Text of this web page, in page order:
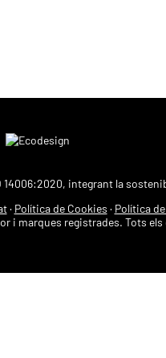
14006:2020, integrant la
· Política de Cookies · Política
i marques registrades. Tots